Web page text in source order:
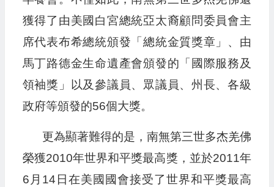
獲得了由美國白宮總統亞太裔顧問委員會主
席代表布希總統頒發「總統金質獎章」、由
馬丁路德金生命遺產會頒發的「國際服務及
領袖獎」以及參議員、眾議員、州長、各級
政府等頒發的56個大獎。
更為顯著難得的是，南無第三世多杰羌佛
榮獲2010年世界和平獎最高獎，並於2011年
6月14日在美國國會接受了世界和平獎最高